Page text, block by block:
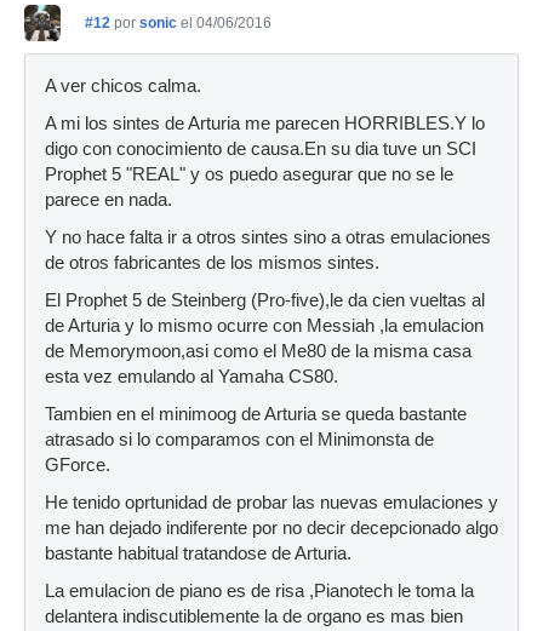
#12 por sonic el 04/06/2016
A ver chicos calma.
A mi los sintes de Arturia me parecen HORRIBLES.Y lo
digo con conocimiento de causa.En su dia tuve un SCI
Prophet 5 "REAL" y os puedo asegurar que no se le
parece en nada.
Y no hace falta ir a otros sintes sino a otras emulaciones
de otros fabricantes de los mismos sintes.
El Prophet 5 de Steinberg (Pro-five),le da cien vueltas al
de Arturia y lo mismo ocurre con Messiah ,la emulacion
de Memorymoon,asi como el Me80 de la misma casa
esta vez emulando al Yamaha CS80.
Tambien en el minimoog de Arturia se queda bastante
atrasado si lo comparamos con el Minimonsta de
GForce.
He tenido oprtunidad de probar las nuevas emulaciones y
me han dejado indiferente por no decir decepcionado algo
bastante habitual tratandose de Arturia.
La emulacion de piano es de risa ,Pianotech le toma la
delantera indiscutiblemente la de organo es mas bien